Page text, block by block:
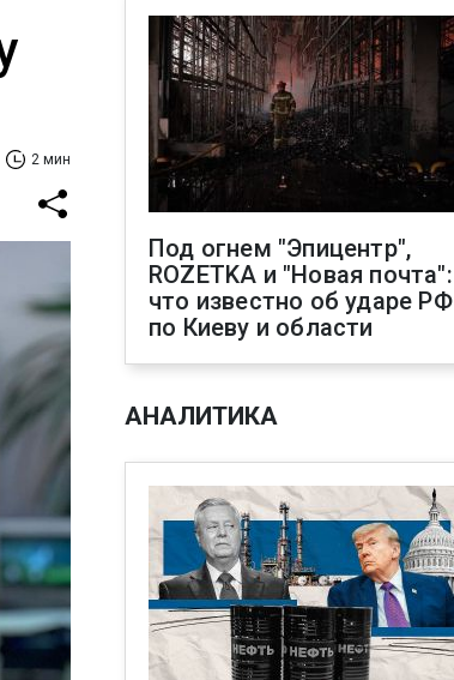
2 мин
Под огнем "Эпицентр",
ROZETKA и "Новая почта":
что известно об ударе РФ
по Киеву и области
АНАЛИТИКА